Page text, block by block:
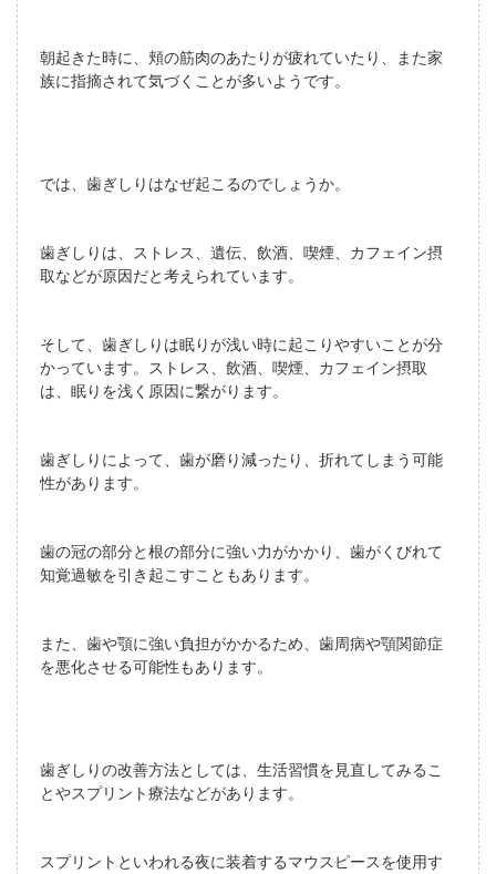
朝起きた時に、頬の筋肉のあたりが疲れていたり、また家
族に指摘されて気づくことが多いようです。
では、歯ぎしりはなぜ起こるのでしょうか。
歯ぎしりは、ストレス、遺伝、飲酒、喫煙、カフェイン摂
取などが原因だと考えられています。
そして、歯ぎしりは眠りが浅い時に起こりやすいことが分
かっています。ストレス、飲酒、喫煙、カフェイン摂取
は、眠りを浅く原因に繋がります。
歯ぎしりによって、歯が磨り減ったり、折れてしまう可能
性があります。
歯の冠の部分と根の部分に強い力がかかり、歯がくびれて
知覚過敏を引き起こすこともあります。
また、歯や顎に強い負担がかかるため、歯周病や顎関節症
を悪化させる可能性もあります。
歯ぎしりの改善方法としては、生活習慣を見直してみるこ
とやスプリント療法などがあります。
スプリントといわれる夜に装着するマウスピースを使用す